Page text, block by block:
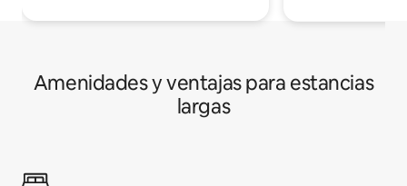
Amenidades y ventajas para estancias
largas